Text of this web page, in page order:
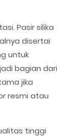
Pasir silika
disertai
untuk
bagian dari
jika
resmi atau
tinggi